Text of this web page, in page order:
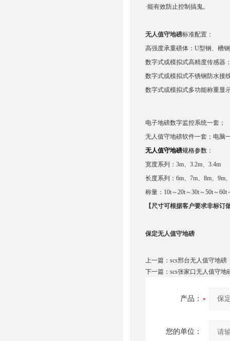
·能有效防止控制搞鬼。
无人值守地磅标准配置：
高强度承重磅体：U型钢、槽
数字式或模拟式高精度传感器
数字式或模拟式不锈钢防水接
数字式或模拟式多功能称重显
电子地磅数字监控系统一套；
无人值守地磅软件一套；电脑
无人值守地磅规格参数：
宽度系列：3m、3.2m、3.4m
长度系列：6m、7m、8m、9m
称量：10t～20t～30t～50t～60t
【尺寸可根据客户要求非标订
保定无人值守地磅
上一篇： scs邢台无人值守地磅
下一篇： scs张家口无人值守地
产品：
您的单位：